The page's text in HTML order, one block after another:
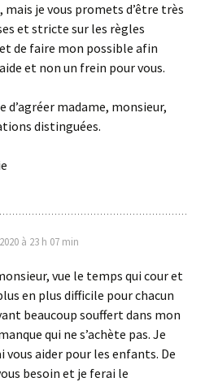
mais je vous promets d’être très
et stricte sur les règles
de faire mon possible afin
et non un frein pour vous.
d’agréer madame, monsieur,
distinguées.
à 23 h 07 min
vue le temps qui cour et
en plus difficile pour chacun
beaucoup souffert dans mon
qui ne s’achète pas. Je
vous aider pour les enfants. De
besoin et je ferai le